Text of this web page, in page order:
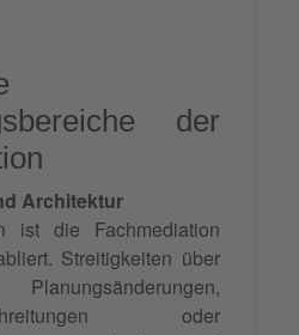
der
Architektur
ist die Fachmediation
Streitigkeiten über
oder